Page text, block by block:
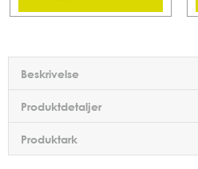
Beskrivelse
Produktdetaljer
Produktark